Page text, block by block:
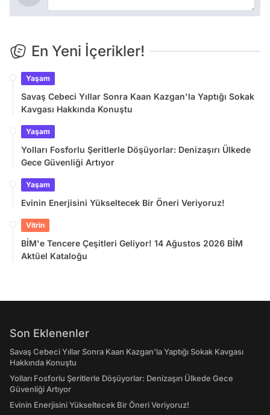
En Yeni İçerikler!
Yaşam
Savaş Cebeci Yıllar Sonra Kaan Kazgan'la Yaptığı Sokak
Kavgası Hakkında Konuştu
Yaşam
Yolları Fosforlu Şeritlerle Döşüyorlar: Denizaşırı Ülkede
Gece Güvenliği Artıyor
Yaşam
Evinin Enerjisini Yükseltecek Bir Öneri Veriyoruz!
Vitrin
BİM'e Tencere Çeşitleri Geliyor! 14 Ağustos 2026 BİM
Aktüel Kataloğu
Son Eklenenler
Savaş Cebeci Yıllar Sonra Kaan Kazgan'la Yaptığı Sokak Kavgası
Hakkında Konuştu
Yolları Fosforlu Şeritlerle Döşüyorlar: Denizaşırı Ülkede Gece
Güvenliği Artıyor
Evinin Enerjisini Yükseltecek Bir Öneri Veriyoruz!